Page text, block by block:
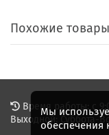
Похожие товары
Время работы: с
Выходной: Суббота-
Мы
обеспечения